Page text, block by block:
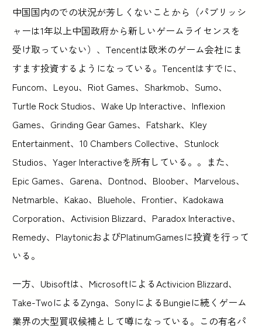
中国国内のでの状況が芳しくないことから（パブリッシ
ャーは1年以上中国政府から新しいゲームライセンスを
受け取っていない）、Tencentは欧米のゲーム会社にま
すます投資するようになっている。Tencentはすでに、
Funcom、Leyou、Riot Games、Sharkmob、Sumo、
Turtle Rock Studios、Wake Up Interactive、Inflexion
Games、Grinding Gear Games、Fatshark、Kley
Entertainment、10 Chambers Collective、Stunlock
Studios、Yager Interactiveを所有している。。また、
Epic Games、Garena、Dontnod、Bloober、Marvelous、
Netmarble、Kakao、Bluehole、Frontier、Kadokawa
Corporation、Activision Blizzard、Paradox Interactive、
Remedy、PlaytonicおよびPlatinumGamesに投資を行って
いる。
一方、Ubisoftは、MicrosoftによるActivicion Blizzard、
Take-TwoによるZynga、SonyによるBungieに続くゲーム
業界の大型買収候補として噂になっている。この有名パ